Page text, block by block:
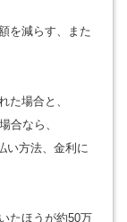
を減らす、また
た場合と、
合なら、
い方法、金利に
たほうが約50万